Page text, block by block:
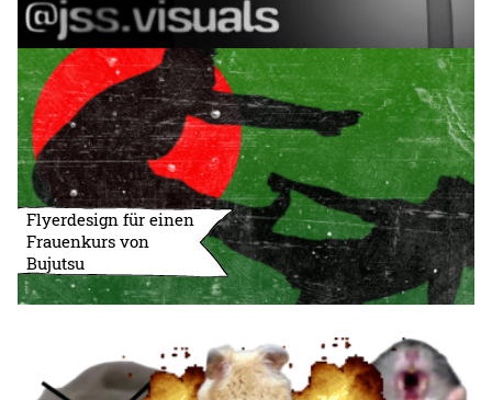
Flyerdesign für einen
Frauenkurs von
Bujutsu